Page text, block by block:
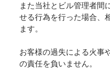
また当社とビル管理者間
せる行為を行った場合、
ます。
お客様の過失による火事
の責任を負いません。